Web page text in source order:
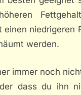
niedrigeren
werden.
immer noch
dass du ihn